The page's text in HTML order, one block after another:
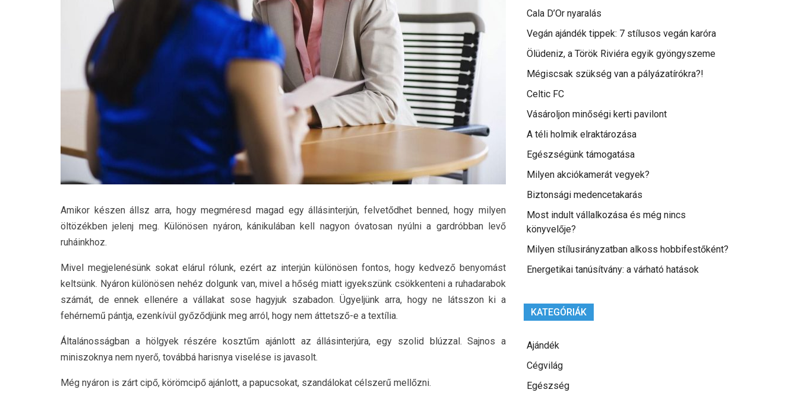
Amikor készen állsz arra, hogy megméresd magad egy állásinterjún, felvetődhet benned, hogy milyen
öltözékben jelenj meg. Különösen nyáron, kánikulában kell nagyon óvatosan nyúlni a gardróbban levő
ruháinkhoz.
Mivel megjelenésünk sokat elárul rólunk, ezért az interjún különösen fontos, hogy kedvező benyomást
keltsünk. Nyáron különösen nehéz dolgunk van, mivel a hőség miatt igyekszünk csökkenteni a ruhadarabok
számát, de ennek ellenére a vállakat sose hagyjuk szabadon. Ügyeljünk arra, hogy ne látsszon ki a
fehérnemű pántja, ezenkívül győződjünk meg arról, hogy nem áttetsző-e a textília.
Általánosságban a hölgyek részére kosztűm ajánlott az állásinterjúra, egy szolid blúzzal. Sajnos a
miniszoknya nem nyerő, továbbá harisnya viselése is javasolt.
Még nyáron is zárt cipő, körömcipő ajánlott, a papucsokat, szandálokat célszerű mellőzni.
Cala D’Or nyaralás
Vegán ajándék tippek: 7 stílusos vegán karóra
Ölüdeniz, a Török Riviéra egyik gyöngyszeme
Mégiscsak szükség van a pályázatírókra?!
Celtic FC
Vásároljon minőségi kerti pavilont
A téli holmik elraktározása
Egészségünk támogatása
Milyen akciókamerát vegyek?
Biztonsági medencetakarás
Most indult vállalkozása és még nincs
könyvelője?
Milyen stílusirányzatban alkoss hobbifestőként?
Energetikai tanúsítvány: a várható hatások
KATEGÓRIÁK
Ajándék
Cégvilág
Egészség